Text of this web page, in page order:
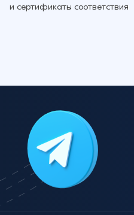
и сертификаты соответствия